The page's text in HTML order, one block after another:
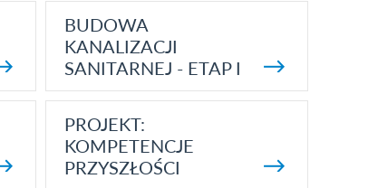
BUDOWA
KANALIZACJI
SANITARNEJ - ETAP I
PROJEKT:
KOMPETENCJE
PRZYSZŁOŚCI